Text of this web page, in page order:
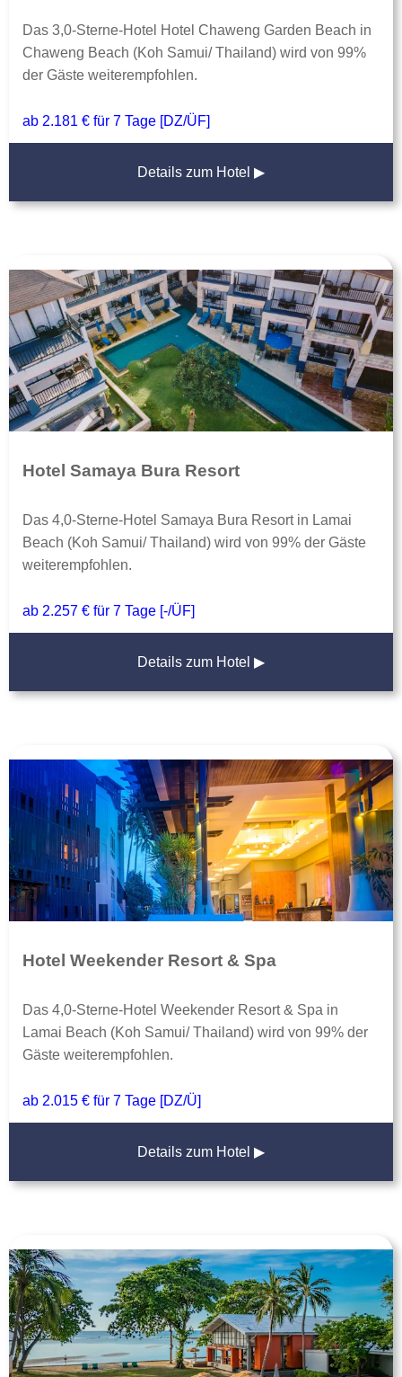
Das 3,0-Sterne-Hotel Hotel Chaweng Garden Beach in
Chaweng Beach (Koh Samui/ Thailand) wird von 99%
der Gäste weiterempfohlen.
ab 2.181 € für 7 Tage [DZ/ÜF]
Details zum Hotel ▶
Hotel Samaya Bura Resort
Das 4,0-Sterne-Hotel Samaya Bura Resort in Lamai
Beach (Koh Samui/ Thailand) wird von 99% der Gäste
weiterempfohlen.
ab 2.257 € für 7 Tage [-/ÜF]
Details zum Hotel ▶
Hotel Weekender Resort & Spa
Das 4,0-Sterne-Hotel Weekender Resort & Spa in
Lamai Beach (Koh Samui/ Thailand) wird von 99% der
Gäste weiterempfohlen.
ab 2.015 € für 7 Tage [DZ/Ü]
Details zum Hotel ▶